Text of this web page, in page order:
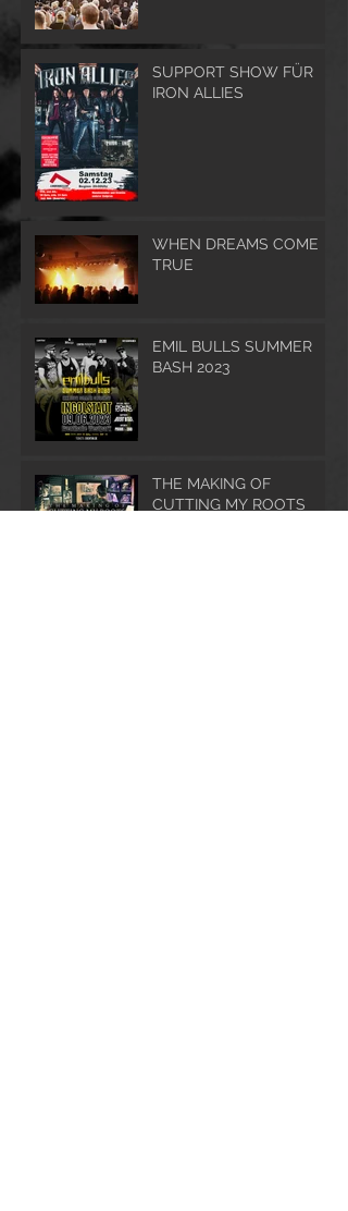
SUPPORT SHOW FÜR
IRON ALLIES
WHEN DREAMS COME
TRUE
EMIL BULLS SUMMER
BASH 2023
THE MAKING OF
CUTTING MY ROOTS